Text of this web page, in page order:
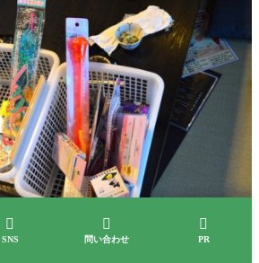

SNS

問い合わせ

PR